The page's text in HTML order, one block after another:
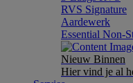
RVS Signature
Aardewerk
Essential Non-
Nieuw Binnen
Hier vind je al